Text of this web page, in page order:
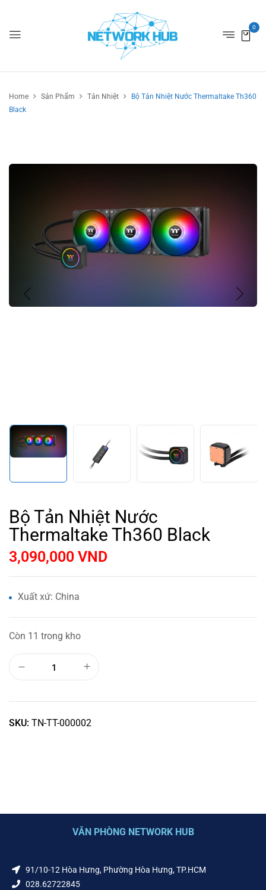
0
Home Sản Phẩm Tản Nhiệt
Bộ Tản Nhiệt Nước Thermaltake Th360
Black
Bộ Tản Nhiệt Nước
Thermaltake Th360 Black
3,090,000 VND
Xuất xứ: China
Còn 11 trong kho
SKU: TN-TT-000002
VĂN PHÒNG NETWORK HUB
91/10-12 Hòa Hưng, Phường Hòa Hưng, TP.HCM
028.62722845